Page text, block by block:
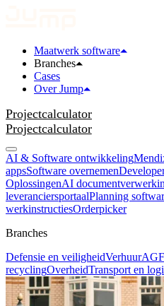
Maatwerk software
Branches
Cases
Over Jump
Projectcalculator
Projectcalculator
AI & Software ontwikkeling
appsSoftware overnemen
OplossingenAI
leveranciersportaalPlanning
werkinstructiesOrderpicker
Branches
Defensie en veiligheidVerhuur
recyclingOverheidTransport en